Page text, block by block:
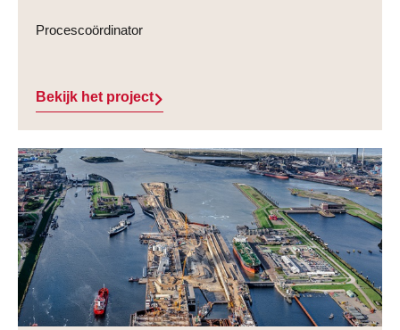
Procescoördinator
Bekijk het project